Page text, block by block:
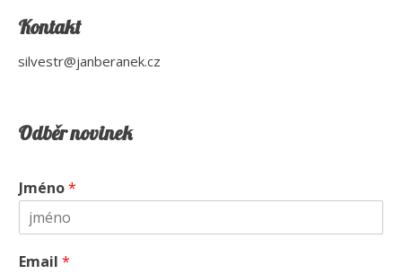
Kontakt
silvestr@janberanek.cz
Odběr novinek
Jméno*
Email *